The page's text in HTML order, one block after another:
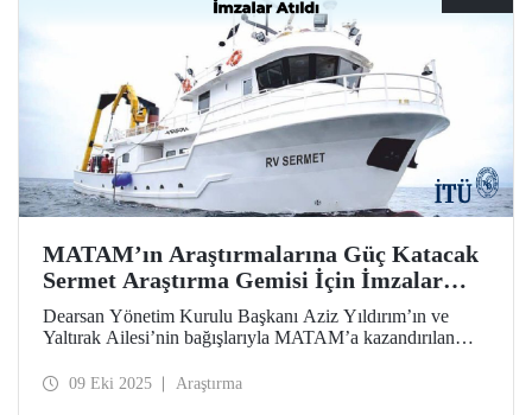
MATAM’ın Araştırmalarına Güç Katacak
Sermet Araştırma Gemisi İçin İmzalar
Atıldı
Dearsan Yönetim Kurulu Başkanı Aziz Yıldırım’ın ve
Yaltırak Ailesi’nin bağışlarıyla MATAM’a kazandırılan
Dr. Hasan Mandal ve MATAM Müdürü Prof. Dr. Cenk
09 Eki 2025 Araştırma